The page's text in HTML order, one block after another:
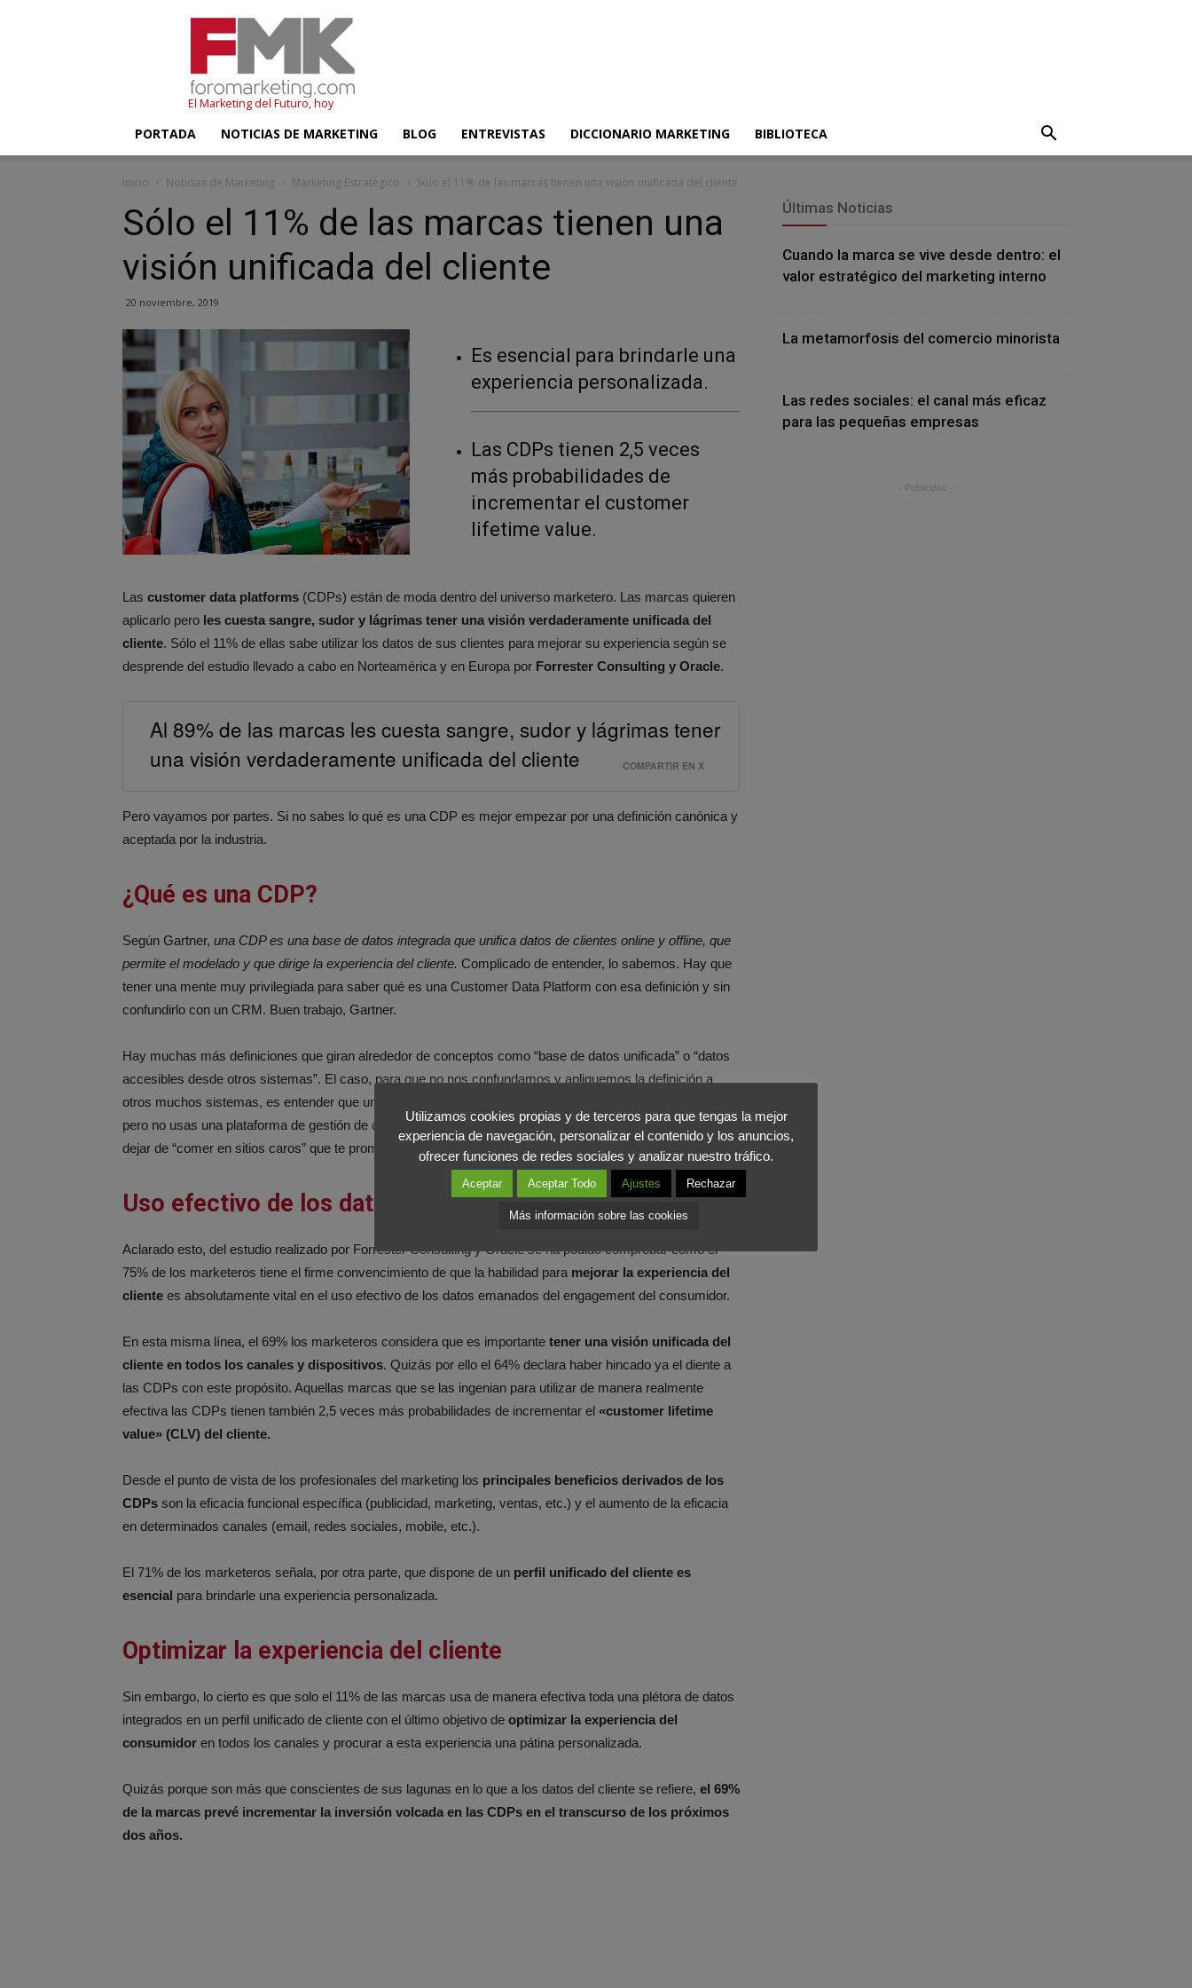
El Marketing del Futuro, hoy
PORTADA NOTICIAS DE MARKETING BLOG ENTREVISTAS DICCIONARIO MARKETING BIBLIOTECA
Inicio Noticias de Marketing Marketing Estratégico Sólo el 11% de las marcas tienen una visión unificada del cliente
Sólo el 11% de las marcas tienen una
visión unificada del cliente
20 noviembre, 2019
Es esencial para brindarle una
experiencia personalizada.
Las CDPs tienen 2,5 veces
más probabilidades de
incrementar el customer
lifetime value.
Las customer data platforms (CDPs) están de moda dentro del universo marketero. Las marcas quieren
aplicarlo pero les cuesta sangre, sudor y lágrimas tener una visión verdaderamente unificada del
cliente. Sólo el 11% de ellas sabe utilizar los datos de sus clientes para mejorar su experiencia según se
desprende del estudio llevado a cabo en Norteamérica y en Europa por Forrester Consulting y Oracle.
Al 89% de las marcas les cuesta sangre, sudor y lágrimas tener
una visión verdaderamente unificada del cliente
COMPARTIR EN X
Pero vayamos por partes. Si no sabes lo qué es una CDP es mejor empezar por una definición canónica y
aceptada por la industria.
¿Qué es una CDP?
Según Gartner, una CDP es una base de datos integrada que unifica datos de clientes online y offline, que
permite el modelado y que dirige la experiencia del cliente. Complicado de entender, lo sabemos. Hay que
tener una mente muy privilegiada para saber qué es una Customer Data Platform con esa definición y sin
confundirlo con un CRM. Buen trabajo, Gartner.
Hay muchas más definiciones que giran alrededor de conceptos como “base de datos unificada” o “datos
accesibles desde otros sistemas”. El caso, para que no nos confundamos y apliquemos la definición a
otros muchos sistemas, es entender que una
pero no usas una plataforma de gestión de datos de terceros (DMP). Vamos, cuando haces tu el trabajo y
dejar de “comer en sitios caros” que te prometen la luna.
Uso efectivo de los datos
Aclarado esto, del estudio realizado por Forrester Consulting y Oracle se ha podido comprobar como el
75% de los marketeros tiene el firme convencimiento de que la habilidad para mejorar la experiencia del
cliente es absolutamente vital en el uso efectivo de los datos emanados del engagement del consumidor.
En esta misma línea, el 69% los marketeros considera que es importante tener una visión unificada del
cliente en todos los canales y dispositivos. Quizás por ello el 64% declara haber hincado ya el diente a
las CDPs con este propósito. Aquellas marcas que se las ingenian para utilizar de manera realmente
efectiva las CDPs tienen también 2,5 veces más probabilidades de incrementar el «customer lifetime
value» (CLV) del cliente.
Desde el punto de vista de los profesionales del marketing los principales beneficios derivados de los
CDPs son la eficacia funcional específica (publicidad, marketing, ventas, etc.) y el aumento de la eficacia
en determinados canales (email, redes sociales, mobile, etc.).
El 71% de los marketeros señala, por otra parte, que dispone de un perfil unificado del cliente es
esencial para brindarle una experiencia personalizada.
Optimizar la experiencia del cliente
Sin embargo, lo cierto es que solo el 11% de las marcas usa de manera efectiva toda una plétora de datos
integrados en un perfil unificado de cliente con el último objetivo de optimizar la experiencia del
consumidor en todos los canales y procurar a esta experiencia una pátina personalizada.
Quizás porque son más que conscientes de sus lagunas en lo que a los datos del cliente se refiere, el 69%
de la marcas prevé incrementar la inversión volcada en las CDPs en el transcurso de los próximos
dos años.
Últimas Noticias
Cuando la marca se vive desde dentro: el
valor estratégico del marketing interno
La metamorfosis del comercio minorista
Las redes sociales: el canal más eficaz
para las pequeñas empresas
- Publicidad -
Utilizamos cookies propias y de terceros para que tengas la mejor
experiencia de navegación, personalizar el contenido y los anuncios,
ofrecer funciones de redes sociales y analizar nuestro tráfico.
Aceptar Aceptar Todo Ajustes Rechazar
Más información sobre las cookies